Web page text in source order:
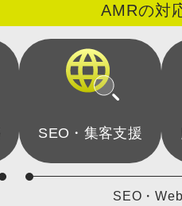
AMRの対
SEO・集客支援
SEO・